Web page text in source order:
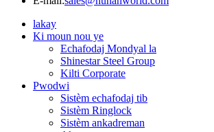
lakay
Ki moun nou ye
Echafodaj Mondyal la
Shinestar Steel Group
Kilti Corporate
Pwodwi
Sistèm echafodaj tib
Sistèm Ringlock
Sistèm ankadreman